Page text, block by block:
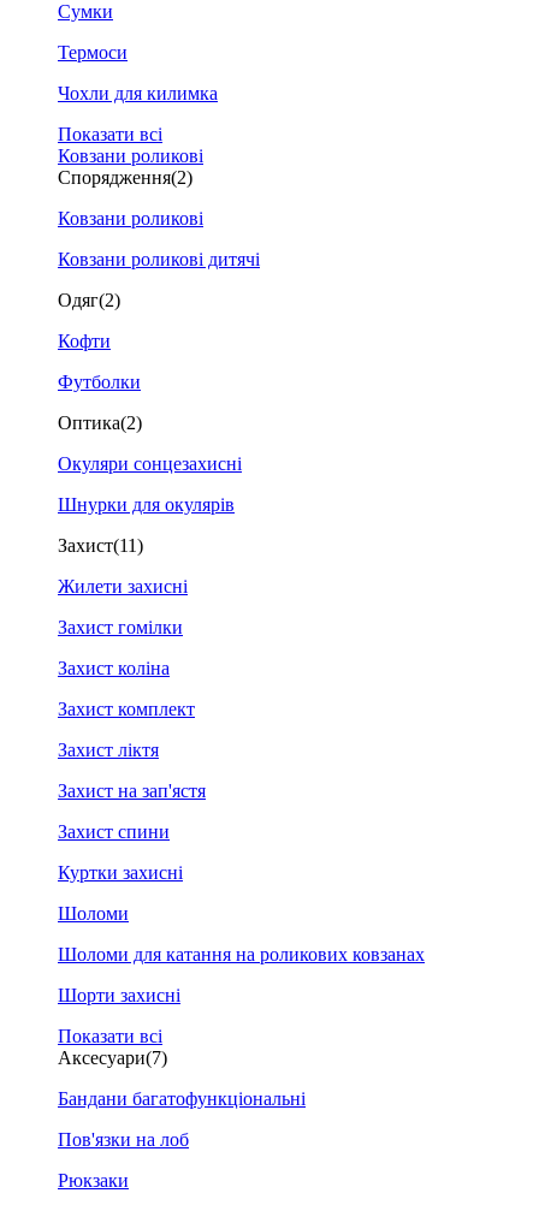
Сумки
Термоси
Чохли для килимка
Показати всі
Ковзани роликові
Спорядження(2)
Ковзани роликові
Ковзани роликові дитячі
Одяг(2)
Кофти
Футболки
Оптика(2)
Окуляри сонцезахисні
Шнурки для окулярів
Захист(11)
Жилети захисні
Захист гомілки
Захист коліна
Захист комплект
Захист ліктя
Захист на зап'ястя
Захист спини
Куртки захисні
Шоломи
Шоломи для катання на роликових ковзанах
Шорти захисні
Показати всі
Аксесуари(7)
Бандани багатофункціональні
Пов'язки на лоб
Рюкзаки